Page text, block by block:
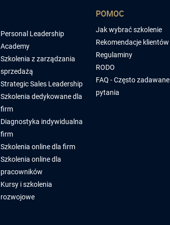
Personal Leadership
Academy
Szkolenia z zarządzania
sprzedażą
Strategic Sales Leadership
Szkolenia dedykowane dla
firm
Diagnostyka indywidualna
firm
Szkolenia online dla firm
Szkolenia online dla
pracowników
Kursy i szkolenia
rozwojowe
POMOC
Jak wybrać szkolenie
Rekomendacje klientów
Regulaminy
RODO
FAQ - Często zadawane
pytania